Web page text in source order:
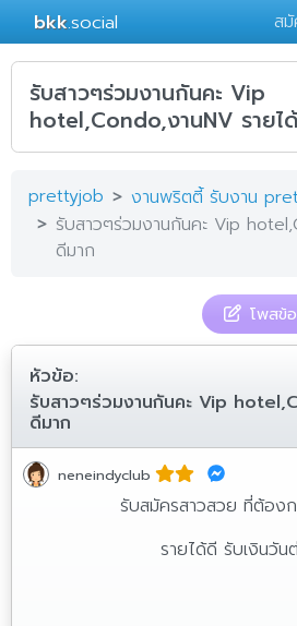
bkk.social ส
รับสาวๆร่วมงานกันคะ Vip
hotel,Condo,งานNV รายไ
prettyjob
งานพริตตี้ รับงาน
รับสาวๆร่วมงานกันคะ Vip
ดีมาก
โพสข้
หัวข้อ:
รับสาวๆร่วมงานกันคะ Vip
ดีมาก
neneindyclub
รับสมัครสาวสวย ที่ต้องก
รายได้ดี รับเงินวัน